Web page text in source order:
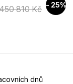
810 Kč - 25%
dnů